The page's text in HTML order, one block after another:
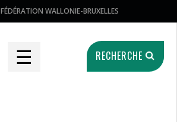
FÉDÉRATION WALLONIE-BRUXELLES
☰ RECHERCHE